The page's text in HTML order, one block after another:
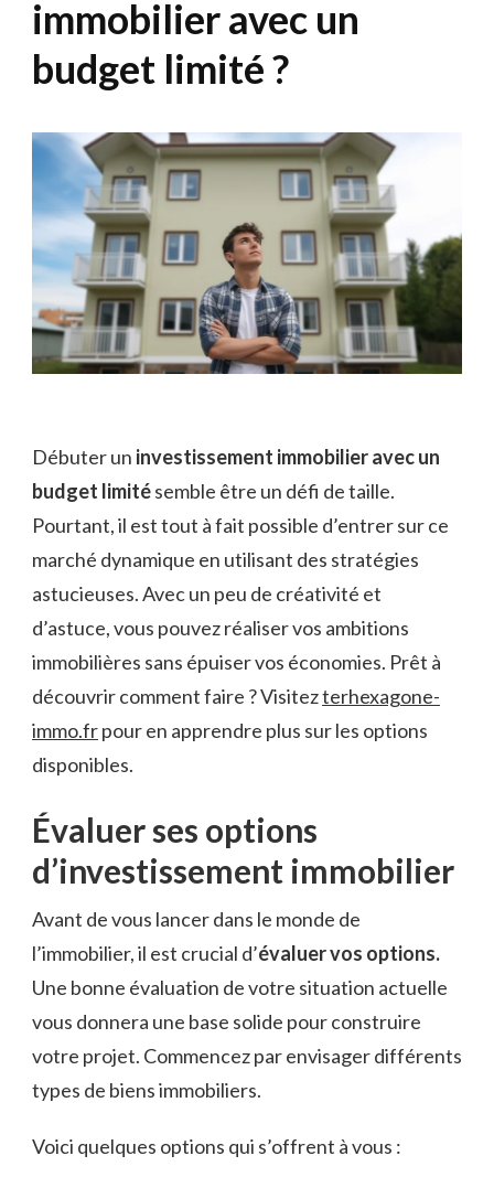
immobilier avec un
budget limité ?
Débuter un investissement immobilier avec un
budget limitésemble être un défi de taille.
Pourtant, il est tout à fait possible d’entrer sur ce
marché dynamique en utilisant des stratégies
astucieuses. Avec un peu de créativité et
d’astuce, vous pouvez réaliser vos ambitions
immobilières sans épuiser vos économies. Prêt à
découvrir comment faire ? Visitezterhexagone-
immo.frpour en apprendre plus sur les options
disponibles.
Évaluer ses options
d’investissement immobilier
Avant de vous lancer dans le monde de
l’immobilier, il est crucial d’évaluer vos options.
Une bonne évaluation de votre situation actuelle
vous donnera une base solide pour construire
votre projet. Commencez par envisager différents
types de biens immobiliers.
Voici quelques options qui s’offrent à vous :